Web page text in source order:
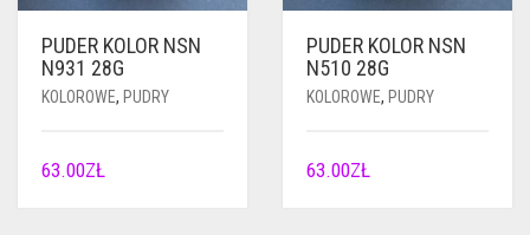
PUDER KOLOR NSN
N931 28G
KOLOROWE, PUDRY
63.00ZŁ
PUDER KOLOR NSN
N510 28G
KOLOROWE, PUDRY
63.00ZŁ